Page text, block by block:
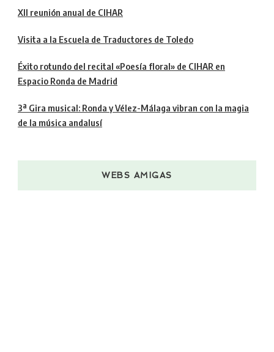
XII reunión anual de CIHAR
Visita a la Escuela de Traductores de Toledo
Éxito rotundo del recital «Poesía floral» de CIHAR en
Espacio Ronda de Madrid
3ª Gira musical: Ronda y Vélez-Málaga vibran con la magia
de la música andalusí
WEBS AMIGAS